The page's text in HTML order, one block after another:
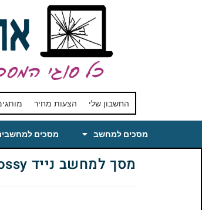
החשבון שלי הצעות מחיר
מסכים למחשב מסכים למחשבים
מסך למחשב נייד Laptop LCD Screen Replacement for Asus Z53J 15.4 WXGA Glossy